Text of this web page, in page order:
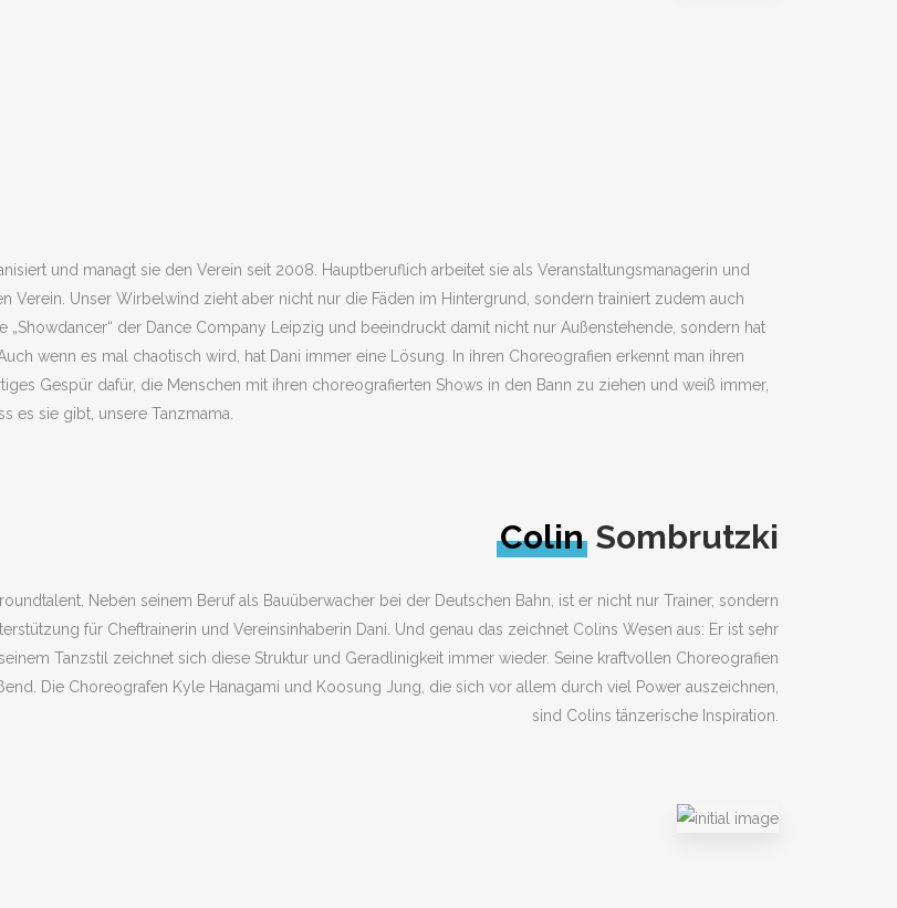
und managt sie den Verein seit 2008. Hauptberuflich arbeitet sie als Veranstaltungsmanagerin und
Verein. Unser Wirbelwind zieht aber nicht nur die Fäden im Hintergrund, sondern trainiert zudem auch
der Dance Company Leipzig und beeindruckt damit nicht nur Außenstehende, sondern hat
wenn es mal chaotisch wird, hat Dani immer eine Lösung. In ihren Choreografien erkennt man ihren
Gespür dafür, die Menschen mit ihren choreografierten Shows in den Bann zu ziehen und weiß immer,
es sie gibt, unsere Tanzmama.
Colin Sombrutzki
Neben seinem Beruf als Bauüberwacher bei der Deutschen Bahn, ist er nicht nur Trainer, sondern
für Cheftrainerin und Vereinsinhaberin Dani. Und genau das zeichnet Colins Wesen aus: Er ist sehr
Tanzstil zeichnet sich diese Struktur und Geradlinigkeit immer wieder. Seine kraftvollen Choreografien
Die Choreografen Kyle Hanagami und Koosung Jung, die sich vor allem durch viel Power auszeichnen,
sind Colins tänzerische Inspiration.